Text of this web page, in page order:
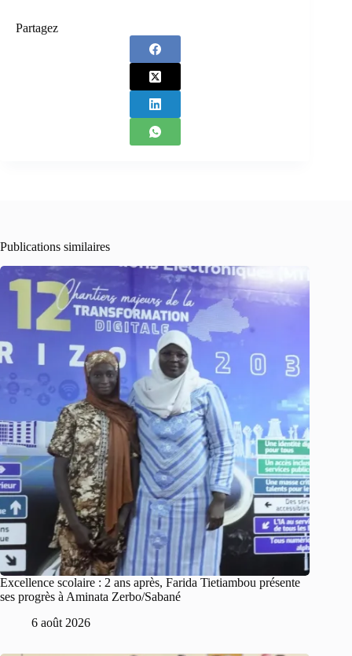
Partagez
Publications similaires
Excellence scolaire : 2 ans après, Farida Tietiambou présente
ses progrès à Aminata Zerbo/Sabané
6 août 2026